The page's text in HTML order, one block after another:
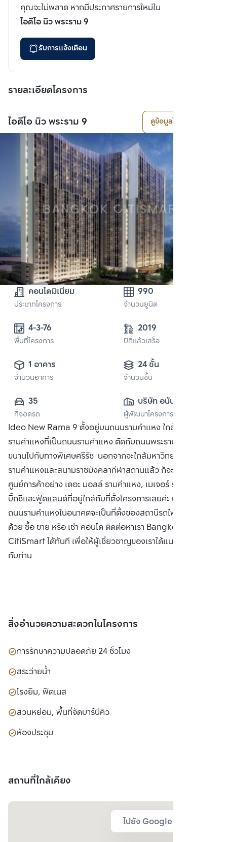
คุณจะไม่พลาด หากมีประกาศรายการใหม่ใน
ไอดีโอ นิว พระราม 9
รับการแจ้งเตือน
รายละเอียดโครงการ
ไอดีโอ นิว พระราม 9 ดูข้อมูลโครงการ
คอนโดมิเนียม
ประเภทโครงการ
990
จำนวนยูนิต
4-3-76
พื้นที่โครงการ
2019
ปีที่แล้วเสร็จ
1 อาคาร
จำนวนอาคาร
24 ชั้น
จำนวนชั้น
35
ที่จอดรถ
บริษัท อนันดา ดี
เวลลอปเมนท์ จำกัด
(มหาชน)
ผู้พัฒนาโครงการ
Ideo New Rama 9 ตั้งอยู่บนถนนรามคำแหง ใกล้แยก
รามคำแหงที่เป็นถนนรามคำแหง ตัดกับถนนพระราม 9 ทางคู่
ขนานไปกับทางพิเศษศรีรัช นอกจากจะใกล้มหาวิทยาลัย
รามคำแหงและสนามราชมังคลากีฬาสถานแล้ว ก็จะมีห้าง
ศูนย์การค้าอย่าง เดอะ มอลล์ รามคำแหง, เมเจอร์ รามคำแหง,
บิ๊กซีและฟู้ดแลนด์ที่อยู่ใกล้กับที่ตั้งโครงการเลยค่ะ นอกจากนี้ บน
ถนนรามคำแหงในอนาคตจะเป็นที่ตั้งของสถานีรถไฟฟ้าสายสีส้ม
ด้วย ซื้อ ขาย หรือ เช่า คอนโด ติดต่อหาเรา Bangkok
CitiSmart ได้ทันที เพื่อให้ผู้เชี่ยวชาญของเราได้แนะนำคอนโดให้
กับท่าน
สิ่งอำนวยความสะดวกในโครงการ
การรักษาความปลอดภัย 24 ชั่วโมง
สระว่ายน้ำ
โรงยิม, ฟิตเนส
สวนหย่อม, พื้นที่จัดบาร์บีคิว
ห้องประชุม
สถานที่ใกล้เคียง
ไปยัง Google Map